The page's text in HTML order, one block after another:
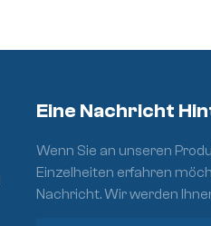
Eine Nachricht
Wenn Sie an unseren
Einzelheiten erfahren
Nachricht. Wir werden